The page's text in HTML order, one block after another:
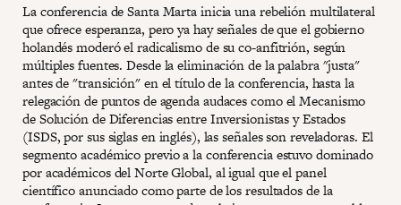
La conferencia de Santa Marta inicia una rebelión multilateral
que ofrece esperanza, pero ya hay señales de que el gobierno
holandés moderó el radicalismo de su co-anfitrión, según
múltiples fuentes. Desde la eliminación de la palabra "justa"
antes de "transición" en el título de la conferencia, hasta la
relegación de puntos de agenda audaces como el Mecanismo
de Solución de Diferencias entre Inversionistas y Estados
(ISDS, por sus siglas en inglés), las señales son reveladoras. El
segmento académico previo a la conferencia estuvo dominado
por académicos del Norte Global, al igual que el panel
científico anunciado como parte de los resultados de la